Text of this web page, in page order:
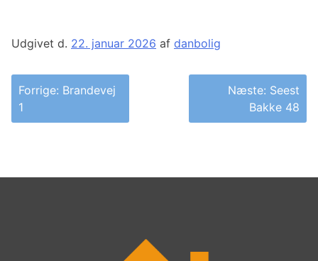
Udgivet d. 22. januar 2026 af danbolig
Indlægsnavigation
Forrige: Brandevej
1
Næste: Seest
Bakke 48